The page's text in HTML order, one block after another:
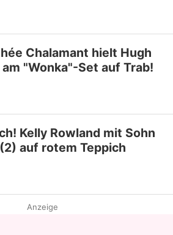
Chalamant hielt Hugh
"Wonka"-Set auf Trab!
Kelly Rowland mit Sohn
auf rotem Teppich
Anzeige